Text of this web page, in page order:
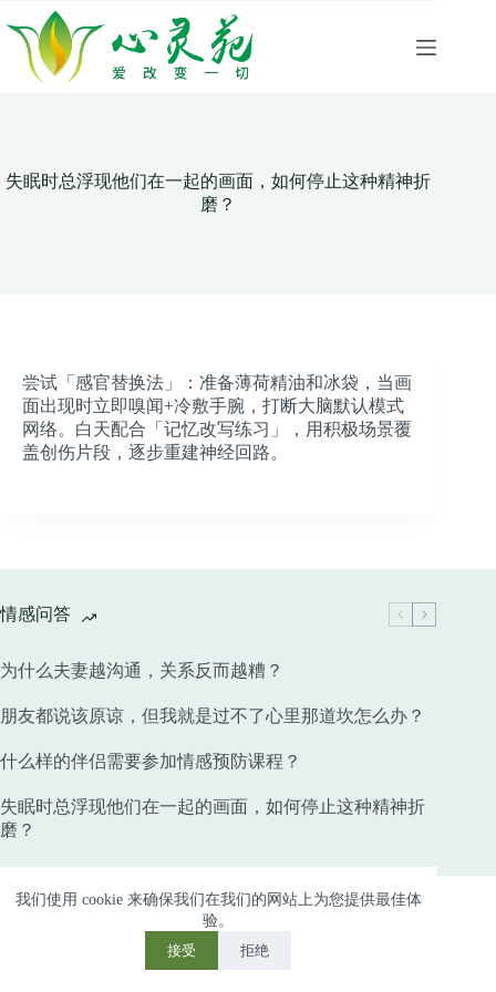
至
我们使用 cookie 来确保我们在我们的网站上为您提供最佳体
验。
接受 拒绝
失眠时总浮现他们在一起的画面，如何停止这种精神折
磨？
尝试「感官替换法」：准备薄荷精油和冰袋，当画
面出现时立即嗅闻+冷敷手腕，打断大脑默认模式
网络。白天配合「记忆改写练习」，用积极场景覆
盖创伤片段，逐步重建神经回路。
情感问答
为什么夫妻越沟通，关系反而越糟？
朋友都说该原谅，但我就是过不了心里那道坎怎么办？
什么样的伴侣需要参加情感预防课程？
失眠时总浮现他们在一起的画面，如何停止这种精神折
磨？
Copyright © 2026 深圳心灵苑心理咨询- 深圳婚姻危机心
理咨询 - 粤ICP备2024315642号